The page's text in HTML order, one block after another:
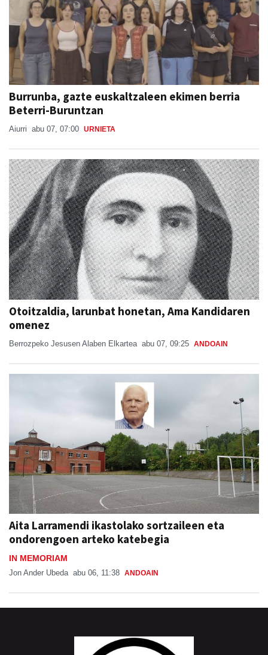
Burrunba, gazte euskaltzaleen ekimen berria
Beterri-Buruntzan
Aiurri abu 07, 07:00 URNIETA
Otoitzaldia, larunbat honetan, Ama Kandidaren
omenez
Berrozpeko Jesusen Alaben Elkartea abu 07, 09:25 ANDOAIN
Aita Larramendi ikastolako sortzaileen eta
ondorengoen arteko katebegia
IN MEMORIAM
Jon Ander Ubeda abu 06, 11:38 ANDOAIN